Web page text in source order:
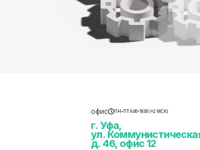
офис ПН–ПТ 9.00–18.00 (+2 МСК)
г. Уфа,
ул.
д. 46, офис 12